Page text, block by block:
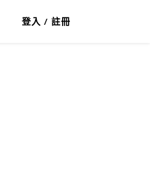
登入 / 註冊